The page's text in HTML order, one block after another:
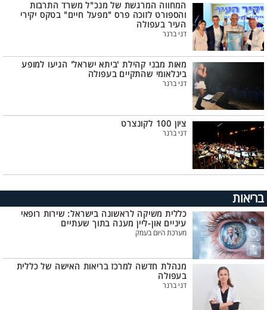
המחווה המרגשת של מנכ"ל משרד התרבות
והספורט לזוכה פרס "מפעל חיים" בטקס יקירי
העיר בעפולה
דני ברנר
מאות מבני קהילת 'ביתא ישראל' הגיעו למופע
בינלאומי שהתקיים בעפולה
דני ברנר
ציון 100 לקונצרט
דני ברנר
בריאות
כללית משיקה לראשונה בישראל: שירות רופאי
עיניים און-ליין מענה בתוך שעתיים
מערכת היום בעמק
מנהלת חדשה למרכז בריאות האישה של כללית
בעפולה
דני ברנר